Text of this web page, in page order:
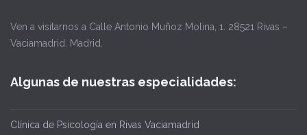
Ven a visitarnos a Calle Antonio Muñoz Molina, 1. 28521 Rivas –
Vaciamadrid. Madrid.
Algunas de nuestras especialidades:
Clínica de Psicología en Rivas Vaciamadrid